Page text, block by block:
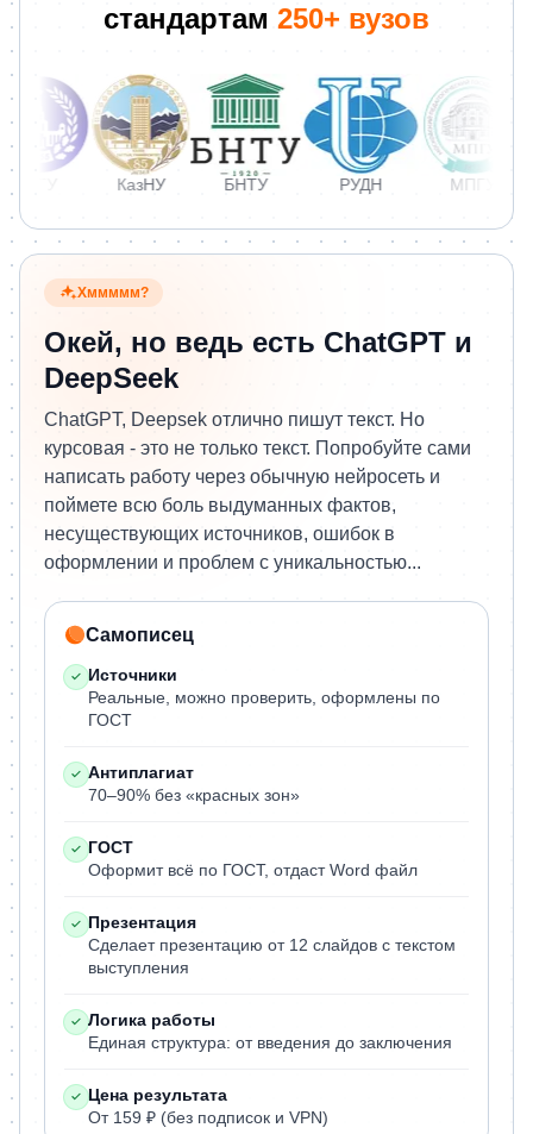
стандартам 250+ вузов
КазНУ БНТУ РУДН МПГУ
Хммммм?
Окей, но ведь есть ChatGPT и
DeepSeek
ChatGPT, Deepsek отлично пишут текст. Но
курсовая - это не только текст. Попробуйте сами
написать работу через обычную нейросеть и
поймете всю боль выдуманных фактов,
несуществующих источников, ошибок в
оформлении и проблем с уникальностью...
Самописец
Источники
Реальные, можно проверить, оформлены по
ГОСТ
Антиплагиат
70–90% без «красных зон»
ГОСТ
Оформит всё по ГОСТ, отдаст Word файл
Презентация
Сделает презентацию от 12 слайдов с текстом
выступления
Логика работы
Единая структура: от введения до заключения
Цена результата
От 159 ₽ (без подписок и VPN)